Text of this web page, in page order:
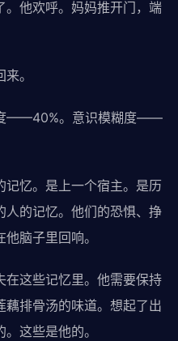
。他欢呼。妈妈推开门，端
。
——40%。意识模糊度——
忆。是上一个宿主。是历
人的记忆。他们的恐惧、挣
脑子里回响。
这些记忆里。他需要保持
藕排骨汤的味道。想起了出
这些是他的。